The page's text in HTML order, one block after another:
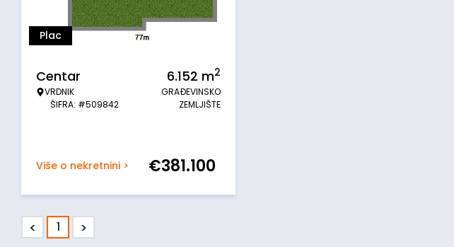
Plac
Centar
VRDNIK
ŠIFRA: #509842
6.152 m2
GRAĐEVINSKO
ZEMLJIŠTE
Više o nekretnini > €381.100
< 1 >